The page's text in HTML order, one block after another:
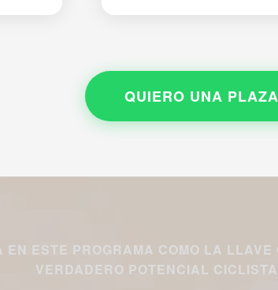
QUIERO UNA PLAZA
EN ESTE PROGRAMA COMO LA
VERDADERO POTENCIAL